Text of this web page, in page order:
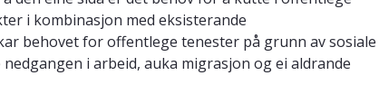
i kombinasjon med eksisterande
behovet for offentlege tenester på grunn av sosiale
i arbeid, auka migrasjon og ei aldrande